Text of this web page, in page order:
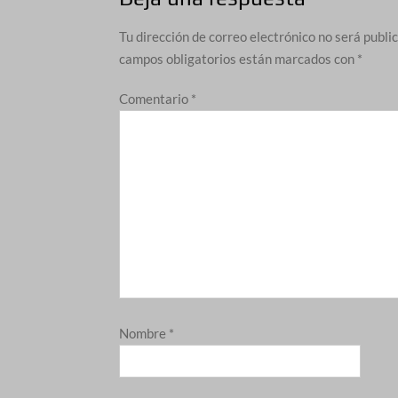
Tu dirección de correo electrónico no será
campos obligatorios están marcados con *
Comentario *
Nombre *